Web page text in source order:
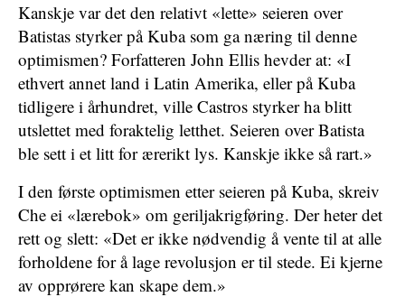
Kanskje var det den relativt «lette» seieren over
Batistas styrker på Kuba som ga næring til denne
optimismen? Forfatteren John Ellis hevder at: «I
ethvert annet land i Latin Amerika, eller på Kuba
tidligere i århundret, ville Castros styrker ha blitt
utslettet med foraktelig letthet. Seieren over Batista
ble sett i et litt for ærerikt lys. Kanskje ikke så rart.»
I den første optimismen etter seieren på Kuba, skreiv
Che ei «lærebok» om geriljakrigføring. Der heter det
rett og slett: «Det er ikke nødvendig å vente til at alle
forholdene for å lage revolusjon er til stede. Ei kjerne
av opprørere kan skape dem.»